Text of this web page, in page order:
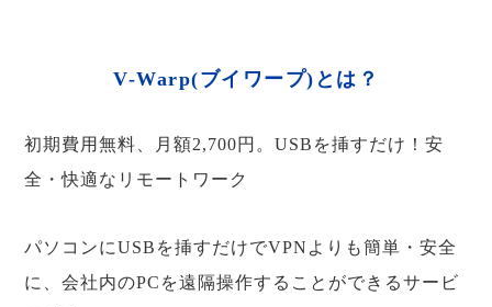
V-Warp(ブイワープ)とは？
初期費用無料、月額2,700円。USBを挿すだけ！安
全・快適なリモートワーク
パソコンにUSBを挿すだけでVPNよりも簡単・安全
に、会社内のPCを遠隔操作することができるサービ